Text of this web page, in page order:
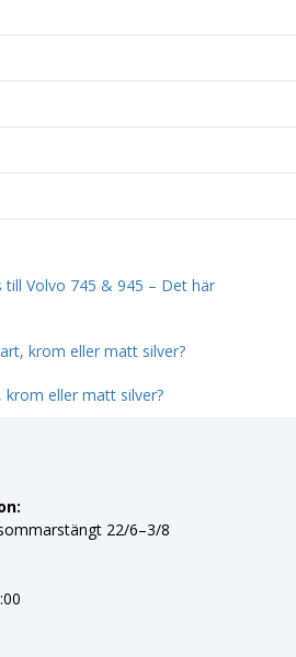
till Volvo 745 & 945 – Det här
krom eller matt silver?
eller matt silver?
22/6–3/8